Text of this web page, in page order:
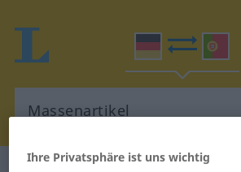
Ihre Privatsphäre ist uns wichtig